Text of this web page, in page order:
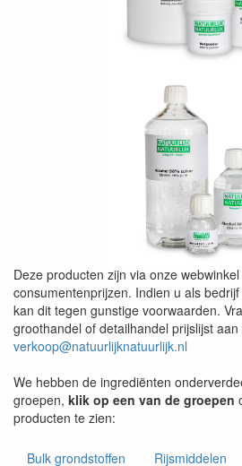
Deze producten zijn via onze
consumentenprijzen. Indien u als
kan dit tegen gunstige voorwaarden.
groothandel of detailhandel prijslijst aan
verkoop@natuurlijknatuurlijk.nl
We hebben de ingrediënten
groepen, klik op een van de groepen
producten te zien:
Bulk grondstoffen Rijsmiddelen